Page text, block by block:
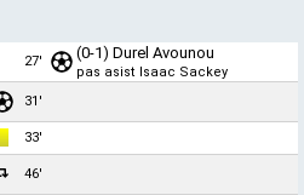
27' (0-1)Durel Avounou
pas asist Isaac Sackey
31'
33'
46'